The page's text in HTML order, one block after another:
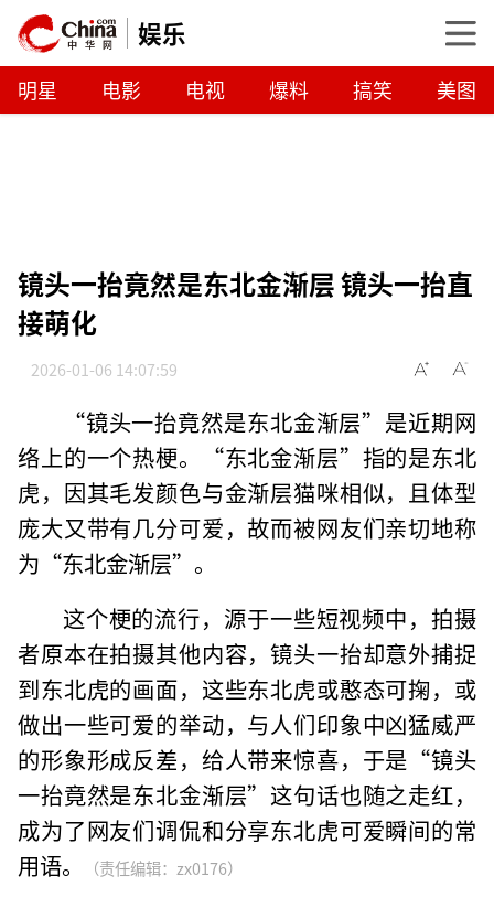
娱乐
明星 电影 电视 爆料 搞笑 美图
镜头一抬竟然是东北金渐层 镜头一抬直
接萌化
2026-01-06 14:07:59
“镜头一抬竟然是东北金渐层”是近期网
络上的一个热梗。“东北金渐层”指的是东北
虎，因其毛发颜色与金渐层猫咪相似，且体型
庞大又带有几分可爱，故而被网友们亲切地称
为“东北金渐层”。
这个梗的流行，源于一些短视频中，拍摄
者原本在拍摄其他内容，镜头一抬却意外捕捉
到东北虎的画面，这些东北虎或憨态可掬，或
做出一些可爱的举动，与人们印象中凶猛威严
的形象形成反差，给人带来惊喜，于是“镜头
一抬竟然是东北金渐层”这句话也随之走红，
成为了网友们调侃和分享东北虎可爱瞬间的常
用语。
（责任编辑：zx0176）